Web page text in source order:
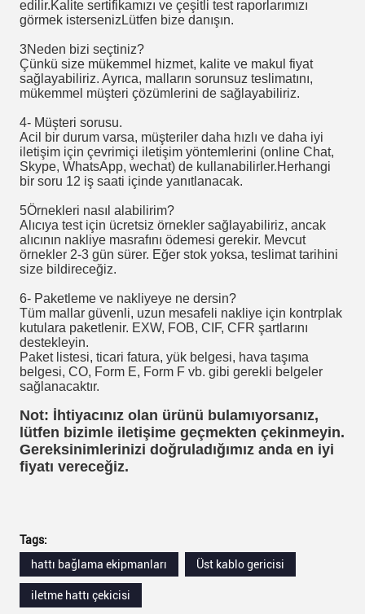
edilir.Kalite sertifikamızı ve çeşitli test raporlarımızı
görmek istersenizLütfen bize danışın.
3Neden bizi seçtiniz?
Çünkü size mükemmel hizmet, kalite ve makul fiyat
sağlayabiliriz. Ayrıca, malların sorunsuz teslimatını,
mükemmel müşteri çözümlerini de sağlayabiliriz.
4- Müşteri sorusu.
Acil bir durum varsa, müşteriler daha hızlı ve daha iyi
iletişim için çevrimiçi iletişim yöntemlerini (online Chat,
Skype, WhatsApp, wechat) de kullanabilirler.Herhangi
bir soru 12 iş saati içinde yanıtlanacak.
5Örnekleri nasıl alabilirim?
Alıcıya test için ücretsiz örnekler sağlayabiliriz, ancak
alıcının nakliye masrafını ödemesi gerekir. Mevcut
örnekler 2-3 gün sürer. Eğer stok yoksa, teslimat tarihini
size bildireceğiz.
6- Paketleme ve nakliyeye ne dersin?
Tüm mallar güvenli, uzun mesafeli nakliye için kontrplak
kutulara paketlenir. EXW, FOB, CIF, CFR şartlarını
destekleyin.
Paket listesi, ticari fatura, yük belgesi, hava taşıma
belgesi, CO, Form E, Form F vb. gibi gerekli belgeler
sağlanacaktır.
Not: İhtiyacınız olan ürünü bulamıyorsanız,
lütfen bizimle iletişime geçmekten çekinmeyin.
Gereksinimlerinizi doğruladığımız anda en iyi
fiyatı vereceğiz.
Tags:
hattı bağlama ekipmanları
Üst kablo gericisi
iletme hattı çekicisi